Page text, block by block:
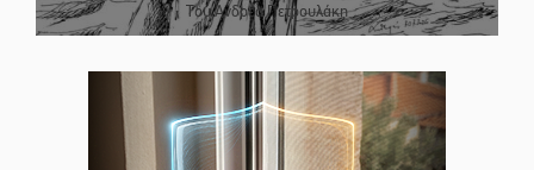
Του Ανδρέα Πετρουλάκη